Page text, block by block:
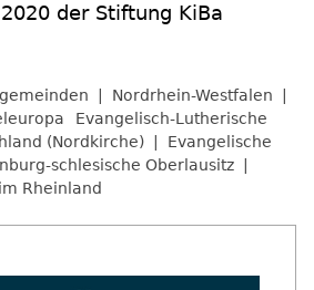
der Stiftung KiBa
Nordrhein-Westfalen
Evangelisch-Lutherische
(Nordkirche)
Evangelische
schlesische Oberlausitz
Rheinland